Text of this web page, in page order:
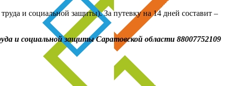
и социальной защиты). За путевку на 14 дней составит –
и социальнойзащиты Саратовской области 88007752109